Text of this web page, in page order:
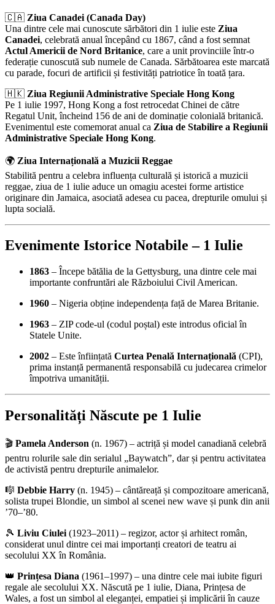
🇨🇦 Ziua Canadei (Canada Day)
Una dintre cele mai cunoscute sărbători din 1 iulie este Ziua
Canadei, celebrată anual începând cu 1867, când a fost semnat
Actul Americii de Nord Britanice, care a unit provinciile într-o
federație cunoscută sub numele de Canada. Sărbătoarea este marcată
cu parade, focuri de artificii și festivități patriotice în toată țara.
🇭🇰 Ziua Regiunii Administrative Speciale Hong Kong
Pe 1 iulie 1997, Hong Kong a fost retrocedat Chinei de către
Regatul Unit, încheind 156 de ani de dominație colonială britanică.
Evenimentul este comemorat anual ca Ziua de Stabilire a Regiunii
Administrative Speciale Hong Kong.
🌍 Ziua Internațională a Muzicii Reggae
Stabilită pentru a celebra influența culturală și istorică a muzicii
reggae, ziua de 1 iulie aduce un omagiu acestei forme artistice
originare din Jamaica, asociată adesea cu pacea, drepturile omului și
lupta socială.
Evenimente Istorice Notabile – 1 Iulie
1863 – Începe bătălia de la Gettysburg, una dintre cele mai
importante confruntări ale Războiului Civil American.
1960 – Nigeria obține independența față de Marea Britanie.
1963 – ZIP code-ul (codul poștal) este introdus oficial în
Statele Unite.
2002 – Este înființată Curtea Penală Internațională (CPI),
prima instanță permanentă responsabilă cu judecarea crimelor
împotriva umanității.
Personalități Născute pe 1 Iulie
🎬 Pamela Anderson (n. 1967) – actriță și model canadiană celebră
pentru rolurile sale din serialul „Baywatch”, dar și pentru activitatea
de activistă pentru drepturile animalelor.
🎼 Debbie Harry (n. 1945) – cântăreață și compozitoare americană,
solista trupei Blondie, un simbol al scenei new wave și punk din anii
’70–’80.
🎾 Liviu Ciulei (1923–2011) – regizor, actor și arhitect român,
considerat unul dintre cei mai importanți creatori de teatru ai
secolului XX în România.
👑 Prințesa Diana (1961–1997) – una dintre cele mai iubite figuri
regale ale secolului XX. Născută pe 1 iulie, Diana, Prințesa de
Wales, a fost un simbol al eleganței, empatiei și implicării în cauze